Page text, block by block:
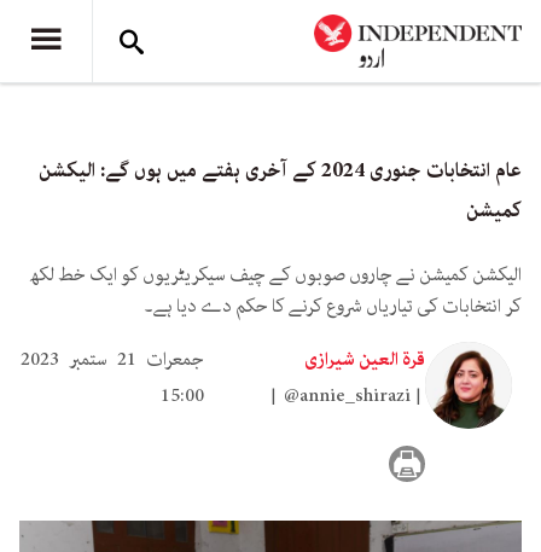
عام انتخابات جنوری 2024 کے آخری ہفتے میں ہوں گے: الیکشن
کمیشن
الیکشن کمیشن نے چاروں صوبوں کے چیف سیکریٹریوں کو ایک خط لکھ
کر انتخابات کی تیاریاں شروع کرنے کا حکم دے دیا ہے۔
قرۃ العین شیرازی
@annie_shirazi
جمعرات 21 ستمبر 2023
15:00